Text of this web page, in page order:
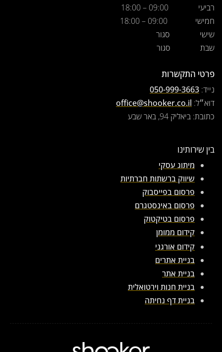
רביעי 09:00 – 18:00
חמישי 09:00 – 18:00
שישי סגור
שבת סגור
פרטי התקשרות
נייד: 050-999-3663
דוא״ל: office@shooker.co.il
כתובת: ביאליק 94, באר שבע
בין שירותינו
מיתוג עסקי
שיווק ברשתות חברתיות
פרסום בפייסבוק
פרסום באינסטגרם
פרסום בטיקטוק
קידום ממומן
קידום אורגני
בניית אתרים
בניית אתר
בניית חנות וירטואלית
בניית דף נחיתה